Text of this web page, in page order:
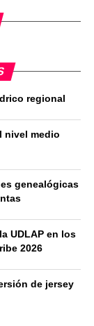
regional
nivel medio
genealógicas
UDLAP en los
2026
de jersey